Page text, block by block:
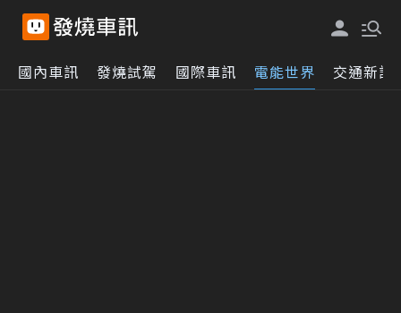
國內車訊 發燒試駕 國際車訊 電能世界 交通新訊